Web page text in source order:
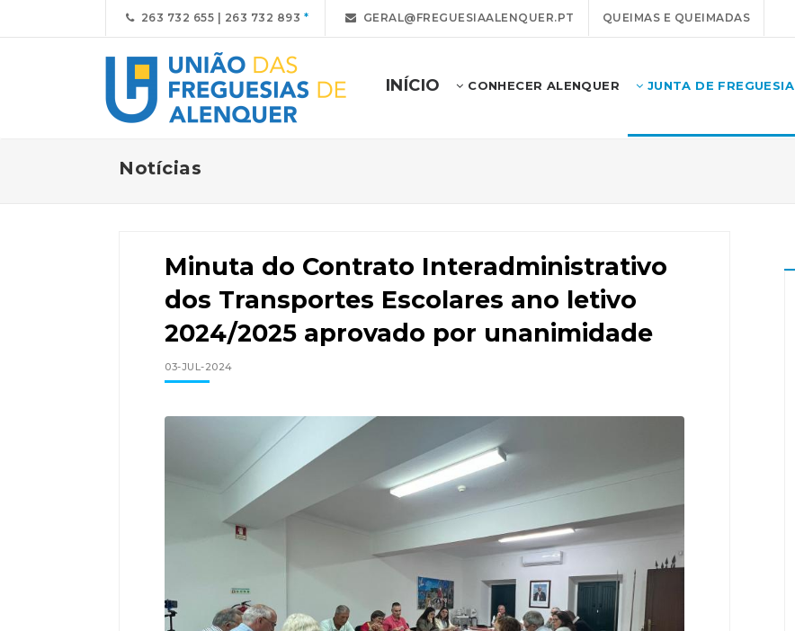
263 732 655 | 263 732 893 GERAL@FREGUESIAALENQUER.PT QUEIMAS E QUEIMADAS
INÍCIO CONHECER ALENQUER JUNTA DE FREGUESIA
Notícias
Minuta do Contrato Interadministrativo
dos Transportes Escolares ano letivo
2024/2025 aprovado por unanimidade
03-JUL-2024